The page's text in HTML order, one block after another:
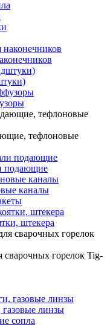
тефлоновые
подающие
каналы
штекера
горелок Tig-
линзы